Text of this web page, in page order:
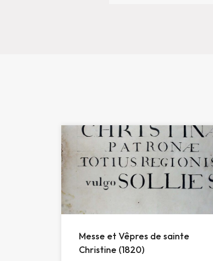
Messe et Vêpres de sainte
Christine (1820)